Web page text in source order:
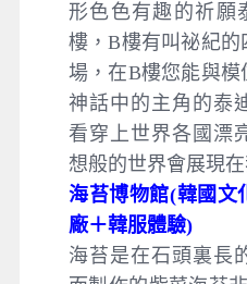
形色色有趣的祈願
樓，B樓有叫祕紀
場，在B樓您能與
神話中的主角的泰
看穿上世界各國漂
想般的世界會展現在
海苔博物館(韓國文
廠＋韓服體驗)
海苔是在石頭裏長